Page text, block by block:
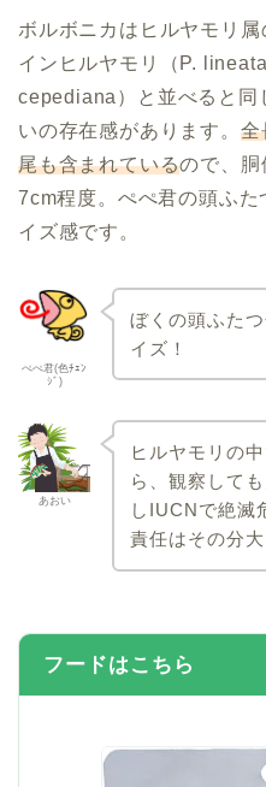
ボルボニカはヒルヤモリ
インヒルヤモリ（P.
cepediana）と並べると同
いの存在感があります。 全
尾も含まれているので、胴
7cm程度。ぺぺ君の頭ふ
イズ感です。
ぺぺ君(色ﾁｪﾝ
ｼﾞ)
ぼくの頭ふた
イズ！
あおい
ヒルヤモリの
ら、観察して
しIUCNで絶滅
責任はその分大
フードはこちら